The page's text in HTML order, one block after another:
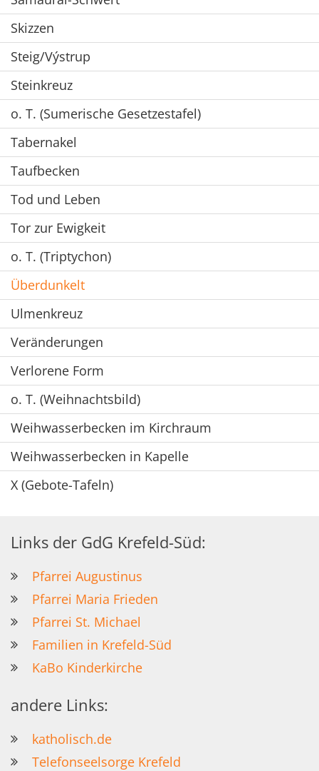
Skizzen
Steig/Výstrup
Steinkreuz
o. T. (Sumerische Gesetzestafel)
Tabernakel
Taufbecken
Tod und Leben
Tor zur Ewigkeit
o. T. (Triptychon)
Überdunkelt
Ulmenkreuz
Veränderungen
Verlorene Form
o. T. (Weihnachtsbild)
Weihwasserbecken im Kirchraum
Weihwasserbecken in Kapelle
X (Gebote-Tafeln)
Links der GdG Krefeld-Süd:
Pfarrei Augustinus
Pfarrei Maria Frieden
Pfarrei St. Michael
Familien in Krefeld-Süd
KaBo Kinderkirche
andere Links:
katholisch.de
Telefonseelsorge Krefeld